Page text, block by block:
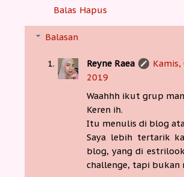
Balas Hapus
Balasan
Reyne Raea
2019
Waahhh ikut grup
Keren ih.
Itu menulis di blog
Saya lebih tertarik
blog, yang di
challenge, tapi bukan